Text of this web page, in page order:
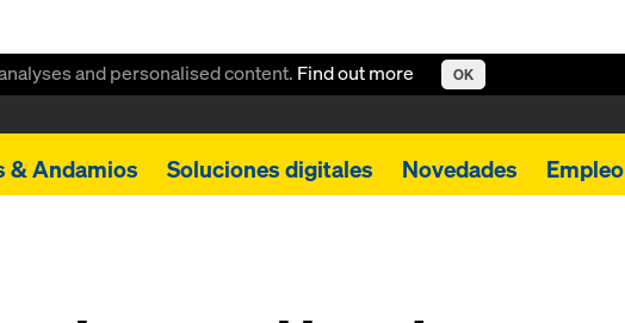
and personalised content. Find out more OK
& Andamios Soluciones digitales Novedades Empleo